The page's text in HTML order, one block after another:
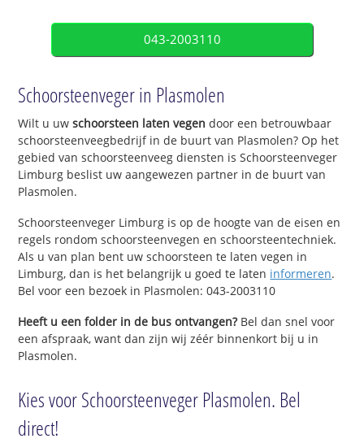
043-2003110
Schoorsteenveger in Plasmolen
Wilt u uwschoorsteen laten vegen door een betrouwbaar
schoorsteenveegbedrijf in de buurt van Plasmolen? Op het
gebied van schoorsteenveeg diensten is Schoorsteenveger
Limburg beslist uw aangewezen partner in de buurt van
Plasmolen.
Schoorsteenveger Limburg is op de hoogte van de eisen en
regels rondom schoorsteenvegen en schoorsteentechniek.
Als u van plan bent uw schoorsteen te laten vegen in
Limburg, dan is het belangrijk u goed te laten informeren.
Bel voor een bezoek in Plasmolen: 043-2003110
Heeft u een folder in de bus ontvangen?Bel dan snel voor
een afspraak, want dan zijn wij zéér binnenkort bij u in
Plasmolen.
Kies voor Schoorsteenveger Plasmolen. Bel
direct!